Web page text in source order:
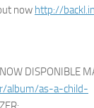
now http://
DISPONIBLE
album/as-a-child-